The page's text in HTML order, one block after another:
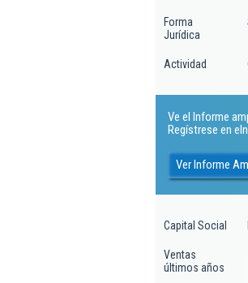
Forma
Jurídica
Actividad
Ve el Informe
Regístrese en
Ver Informe
Capital Social
Ventas
últimos años